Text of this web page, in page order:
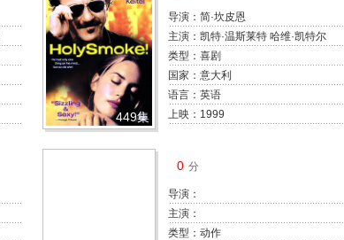
449集
导演：简·坎皮恩
主演：凯特·温斯莱特 哈维·凯特尔
Julie Hamilton Sophie Lee 丹尼尔
·维利 Paul Goddard Tim
Robertson George Mangos 克里·
沃克 Les Dayman
类型：喜剧
国家：意大利
语言：英语
上映：1999
0 分
导演：
主演：
类型：动作